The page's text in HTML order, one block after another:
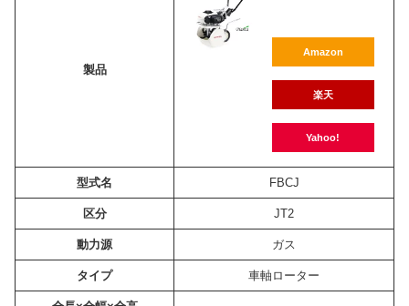
製品
Amazon
楽天
Yahoo!
型式名 FBCJ
区分 JT2
動力源 ガス
タイプ 車軸ローター